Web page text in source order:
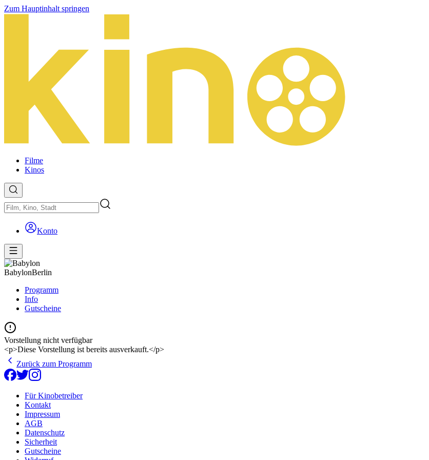
Zum Hauptinhalt springen
Filme
Kinos
Konto
BabylonBerlin
Programm
Info
Gutscheine
Vorstellung nicht verfügbar
<p>Diese Vorstellung ist bereits ausverkauft.</p>
Zurück zum Programm
Für Kinobetreiber
Kontakt
Impressum
AGB
Datenschutz
Sicherheit
Gutscheine